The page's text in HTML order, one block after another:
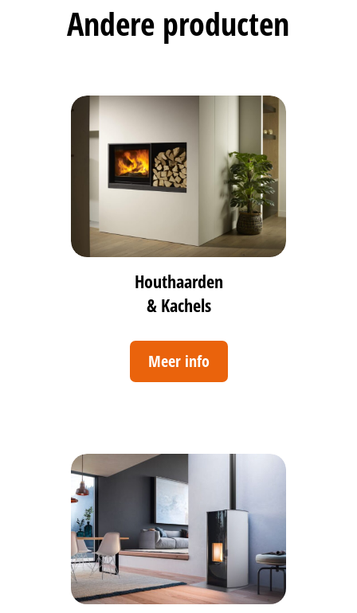
Andere producten
Houthaarden
& Kachels
Meer info